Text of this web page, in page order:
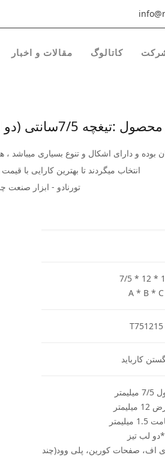
کاتالوگ مقالات و اخبار
:تیغچه 7/5سانتی (دو لب تیز) 1/5*12*7/5
بوده و دارای اشکال و تنوع بسیاری میباشد
انتخاب میگردند تا بهترین کارایی با
تورنادو - ابزار صنعت
7/5 * 12 *
A * B * C
T751215
کارباید
*دو لب تیز
اف، صفحات کورین، پلی وود(چند